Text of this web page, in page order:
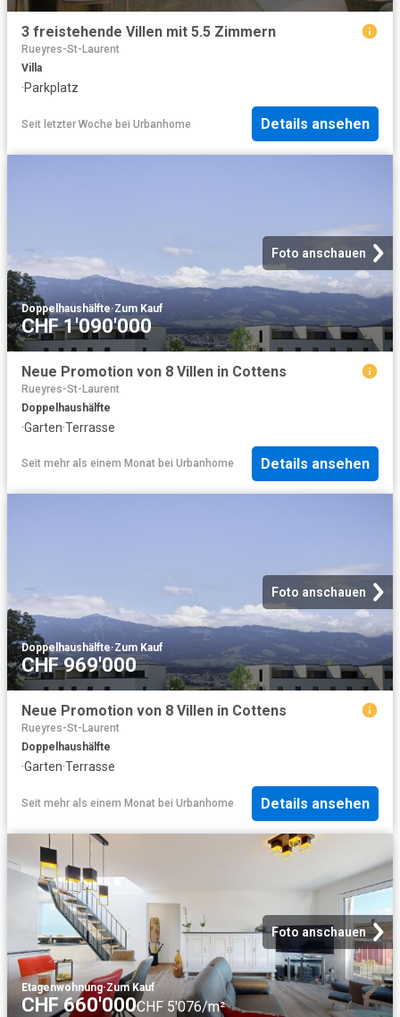
3 freistehende Villen mit 5.5 Zimmern
Rueyres-St-Laurent
Villa
·Parkplatz
Seit letzter Woche bei Urbanhome Details ansehen
Foto anschauen
Doppelhaushälfte·Zum Kauf
CHF 1'090'000
Neue Promotion von 8 Villen in Cottens
Rueyres-St-Laurent
Doppelhaushälfte
·Garten·Terrasse
Seit mehr als einem Monat bei Urbanhome Details ansehen
Foto anschauen
Doppelhaushälfte·Zum Kauf
CHF 969'000
Neue Promotion von 8 Villen in Cottens
Rueyres-St-Laurent
Doppelhaushälfte
·Garten·Terrasse
Seit mehr als einem Monat bei Urbanhome Details ansehen
Foto anschauen
Etagenwohnung·Zum Kauf
CHF 660'000CHF 5'076/m²